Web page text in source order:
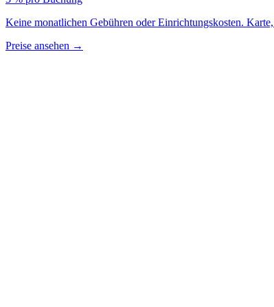
Keine monatlichen Gebühren oder Einrichtungskosten.
Preise ansehen →